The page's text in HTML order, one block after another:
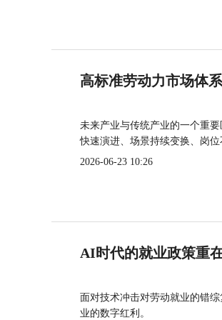
高标准劳动力市场体
未来产业与传统产业的一个重
快速演进、场景持续变换、岗
2026-06-23 10:26
AI时代的就业政策重
面对技术冲击对劳动就业的错
业的数字红利。